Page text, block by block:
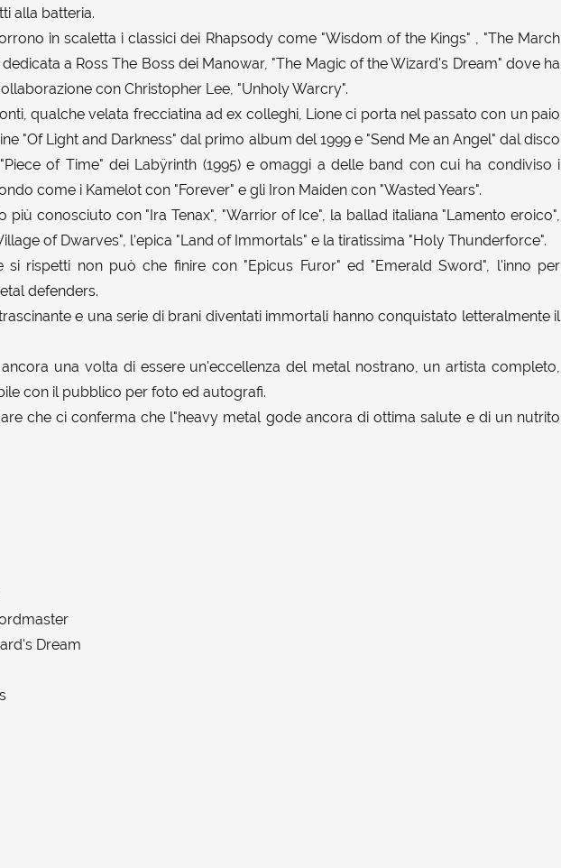
alla batteria.
in scaletta i classici dei Rhapsody come "Wisdom of the Kings" , "The March
a Ross The Boss dei Manowar, "The Magic of the Wizard's Dream" dove ha
con Christopher Lee, "Unholy Warcry".
qualche velata frecciatina ad ex colleghi, Lione ci porta nel passato con un paio
"Of Light and Darkness" dal primo album del 1999 e "Send Me an Angel" dal disco
of Time" dei Labÿrinth (1995) e omaggi a delle band con cui ha condiviso i
come i Kamelot con "Forever" e gli Iron Maiden con "Wasted Years".
più conosciuto con "Ira Tenax", "Warrior of Ice", la ballad italiana "Lamento eroico",
of Dwarves", l'epica "Land of Immortals" e la tiratissima "Holy Thunderforce".
si rispetti non può che finire con "Epicus Furor" ed "Emerald Sword", l'inno per
defenders.
e una serie di brani diventati immortali hanno conquistato letteralmente il
una volta di essere un'eccellenza del metal nostrano, un artista completo,
con il pubblico per foto ed autografi.
che ci conferma che l"heavy metal gode ancora di ottima salute e di un nutrito
Dream